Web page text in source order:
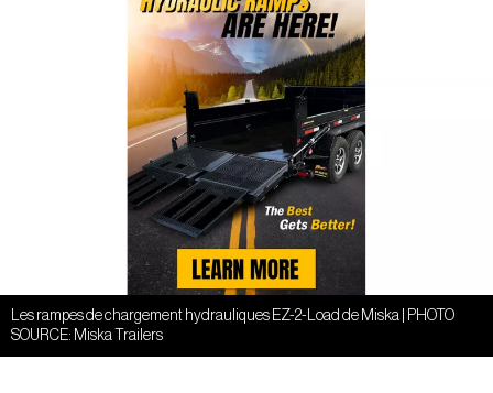
Les rampes de chargement hydrauliques EZ-2-Load de Miska | PHOTO
SOURCE: Miska Trailers